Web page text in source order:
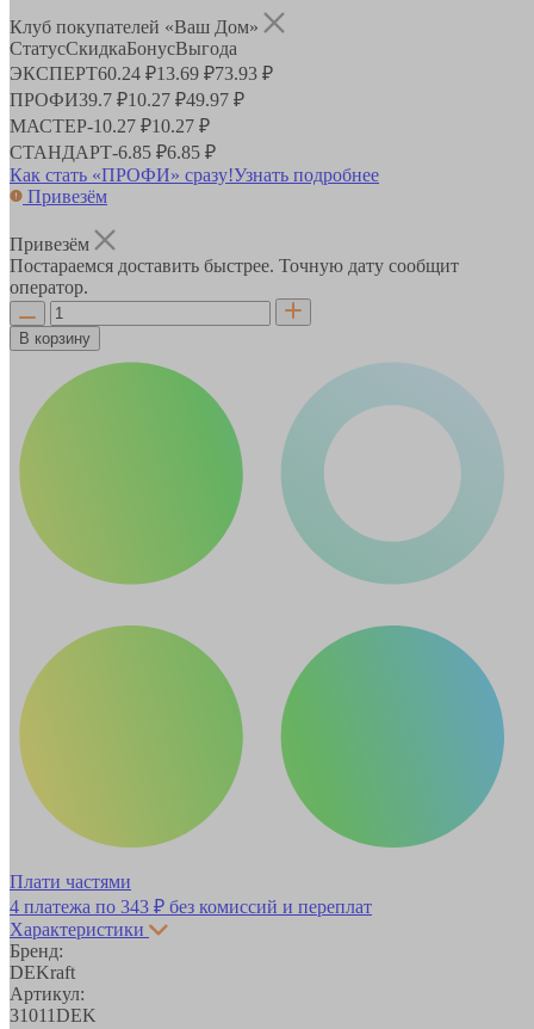
Клуб покупателей «Ваш Дом»
СтатусСкидкаБонусВыгода
ЭКСПЕРТ60.24 ₽13.69 ₽73.93 ₽
ПРОФИ39.7 ₽10.27 ₽49.97 ₽
МАСТЕР-10.27 ₽10.27 ₽
СТАНДАРТ-6.85 ₽6.85 ₽
Как стать «ПРОФИ» сразу!Узнать подробнее
Привезём
Привезём
Постараемся доставить быстрее. Точную дату сообщит
оператор.
В корзину
Плати частями
4 платежа по 343 ₽ без комиссий и переплат
Характеристики
Бренд:
DEKraft
Артикул:
31011DEK